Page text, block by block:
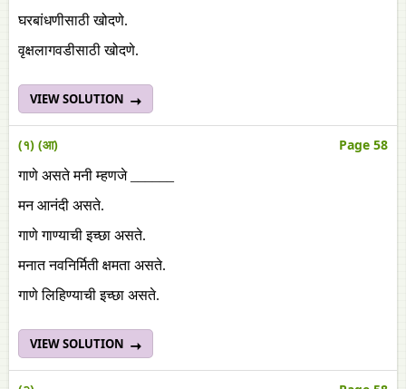
घरबांधणीसाठी खोदणे.
वृक्षलागवडीसाठी खोदणे.
VIEW SOLUTION
(१) (आ) Page 58
गाणे असते मनी म्हणजे ______
मन आनंदी असते.
गाणे गाण्याची इच्छा असते.
मनात नवनिर्मिती क्षमता असते.
गाणे लिहिण्याची इच्छा असते.
VIEW SOLUTION